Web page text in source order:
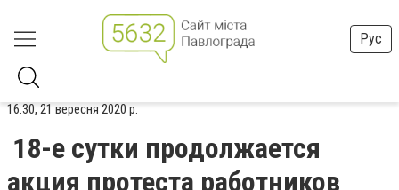
Рус
16:30, 21 вересня 2020 р.
18-е сутки продолжается
акция протеста работников